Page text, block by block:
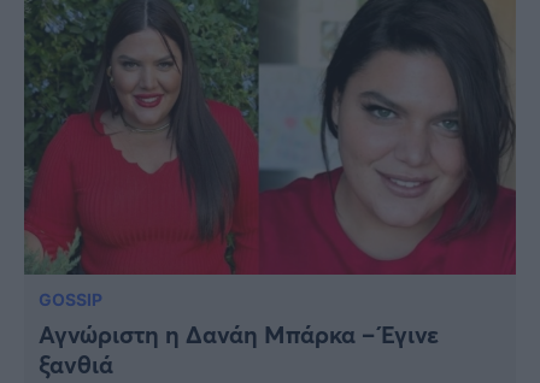
GOSSIP
Αγνώριστη η Δανάη Μπάρκα – Έγινε
ξανθιά